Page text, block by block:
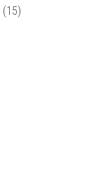
(15)